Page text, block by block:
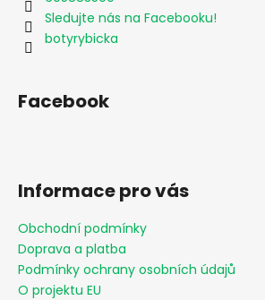
Sledujte nás na Facebooku!
botyrybicka
Facebook
Informace pro vás
Obchodní podmínky
Doprava a platba
Podmínky ochrany osobních údajů
O projektu EU